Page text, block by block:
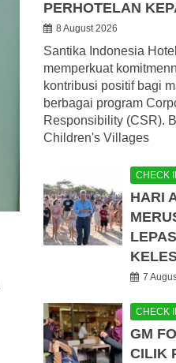
PERHOTELAN
8 August 2026
Santika Indonesia
memperkuat
kontribusi positif bagi
berbagai program
Responsibility (CSR).
Children's Villages
CHECK
HARI
7
CHECK
GM
CILIK